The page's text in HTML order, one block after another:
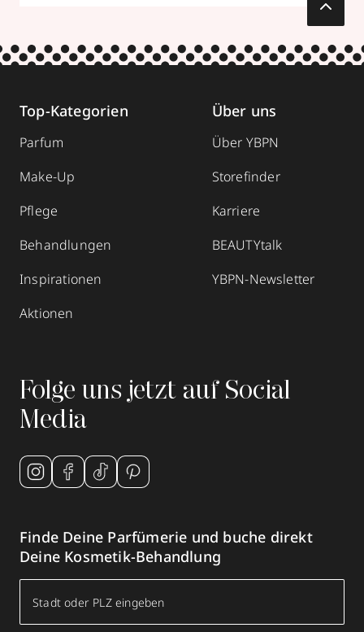
Top-Kategorien
Parfum
Make-Up
Pflege
Behandlungen
Inspirationen
Aktionen
Über uns
Über YBPN
Storefinder
Karriere
BEAUTYtalk
YBPN-Newsletter
Folge uns jetzt auf Social
Media
Finde Deine Parfümerie und buche direkt
Deine Kosmetik-Behandlung